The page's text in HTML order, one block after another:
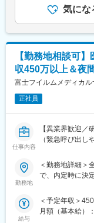
を軽減するよう
変更の範囲：会
ティング等の技
効率的運用のご
ユーザーに同社
らサービス＆サ
の品質を高め、
安心を獲得いた
■研修制度につ
研修センターが
る研修や、実際
実した研修制度
■取得できるス
広く多くのスキ
が加速的に進む
■緊急呼び出し
大病院とは違い
気にな
【勤務地相談可
収450万以上＆夜
富士フイルムメディカ
正社員
仕事内容
【異業界歓迎
（緊急呼び出し
ぼ無】
■職務内容：
す。1日の訪問
度になります。
勤務地
＜勤務地詳細＞
で、内定時に決
給与
＜予定年収＞
月額（基本給）